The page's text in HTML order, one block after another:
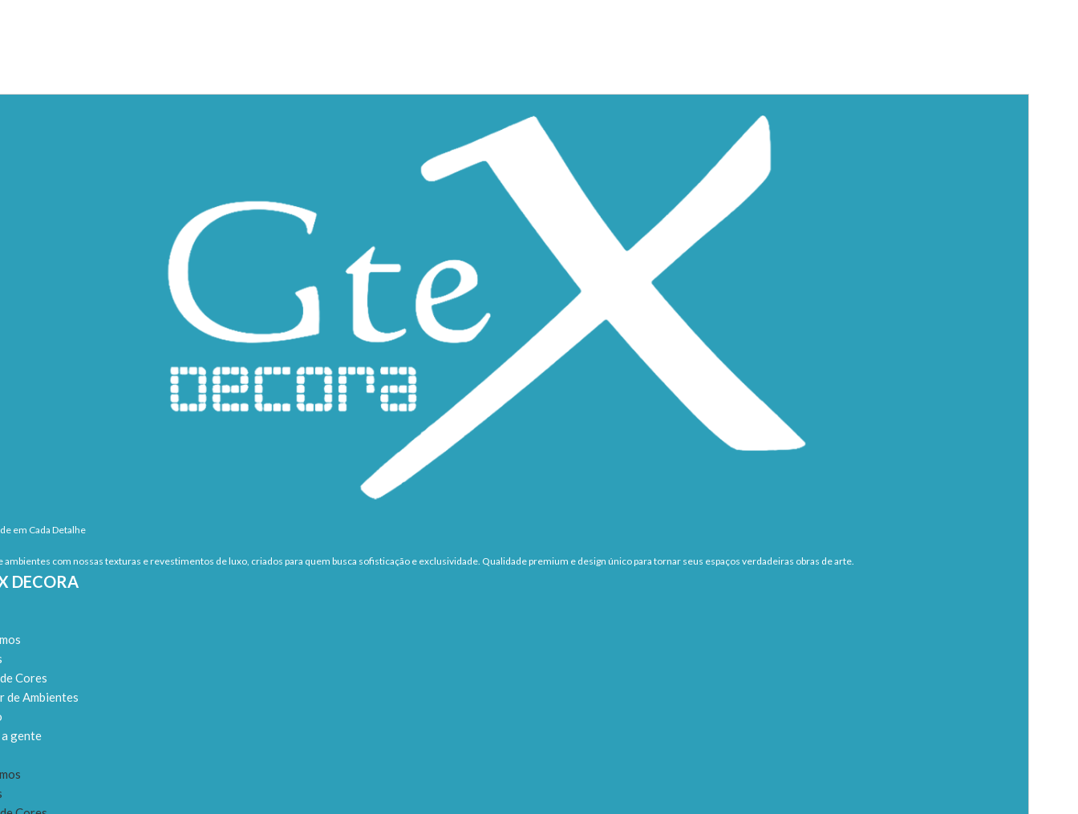
em Cada Detalhe
ambientes com nossas texturas e revestimentos de luxo, criados para quem busca sofisticação e exclusividade. Qualidade premium e design único para tornar seus espaços verdadeiras obras de arte.
DECORA
Cores
de Ambientes
gente